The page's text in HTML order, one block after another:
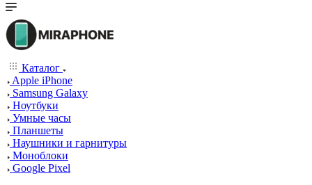
Каталог
Apple iPhone
Samsung Galaxy
Ноутбуки
Умные часы
Планшеты
Наушники и гарнитуры
Моноблоки
Google Pixel